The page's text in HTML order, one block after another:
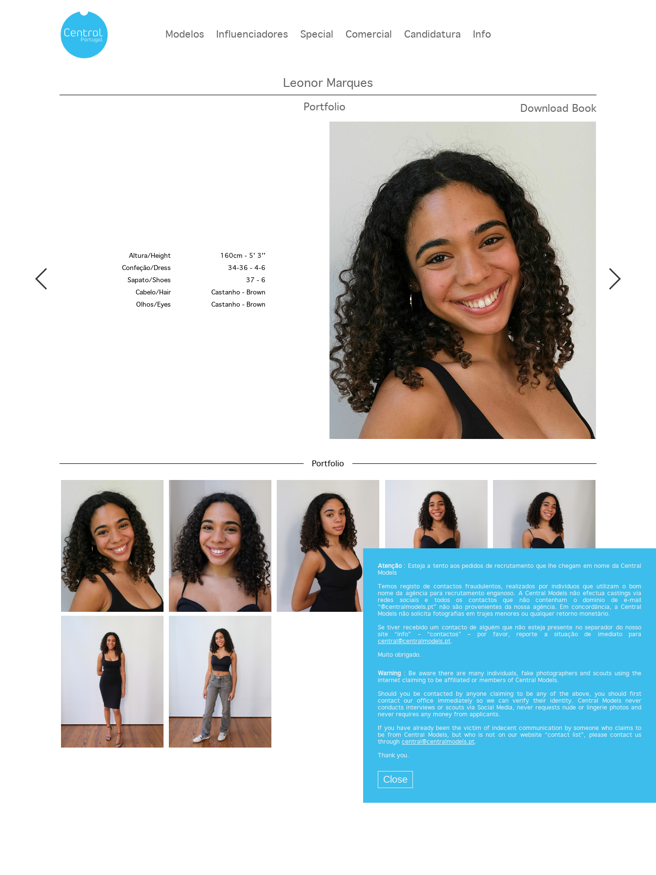
Modelos Influenciadores Special Comercial Candidatura Info
Leonor Marques
Portfolio Download Book
Altura/Height
160cm - 5' 3''
Confeção/Dress
34-36 - 4-6
Sapato/Shoes
37 - 6
Cabelo/Hair
Castanho - Brown
Olhos/Eyes
Castanho - Brown
Portfolio
Atenção: Esteja a tento aos pedidos de recrutamento que lhe chegam em nome da Central
Models
Temos registo de contactos fraudulentos, realizados por indivíduos que utilizam o bom
nome da agência para recrutamento enganoso. A Central Models não efectua castings via
redes sociais e todos os contactos que não contenham o domínio de e-mail
“@centralmodels.pt” não são provenientes da nossa agência. Em concordância, a Central
Models não solicita fotografias em trajes menores ou qualquer retorno monetário.
Se tiver recebido um contacto de alguém que não esteja presente no separador do nosso
site “info” – “contactos” – por favor, reporte a situação de imediato para
central@centralmodels.pt.
Muito obrigado.
Warning : Be aware there are many individuals, fake photographers and scouts using the
internet claiming to be affiliated or members of Central Models.
Should you be contacted by anyone claiming to be any of the above, you should first
contact our office immediately so we can verify their identity. Central Models never
conducts interviews or scouts via Social Media, never requests nude or lingerie photos and
never requires any money from applicants.
If you have already been the victim of indecent communication by someone who claims to
be from Central Models, but who is not on our website “contact list”, please contact us
through central@centralmodels.pt.
Thank you.
Close